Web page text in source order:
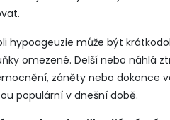
hypoageuzie může být
omezené. Delší nebo náhlá
záněty nebo dokonce
populární v dnešní době.